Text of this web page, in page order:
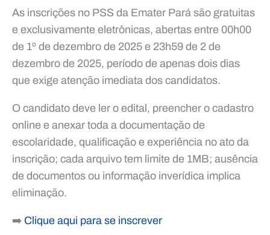
As inscrições no PSS da Emater Pará são gratuitas
e exclusivamente eletrônicas, abertas entre 00h00
de 1º de dezembro de 2025 e 23h59 de 2 de
dezembro de 2025, período de apenas dois dias
que exige atenção imediata dos candidatos.
O candidato deve ler o edital, preencher o cadastro
online e anexar toda a documentação de
escolaridade, qualificação e experiência no ato da
inscrição; cada arquivo tem limite de 1MB; ausência
de documentos ou informação inverídica implica
eliminação.
➡️ Clique aqui para se inscrever